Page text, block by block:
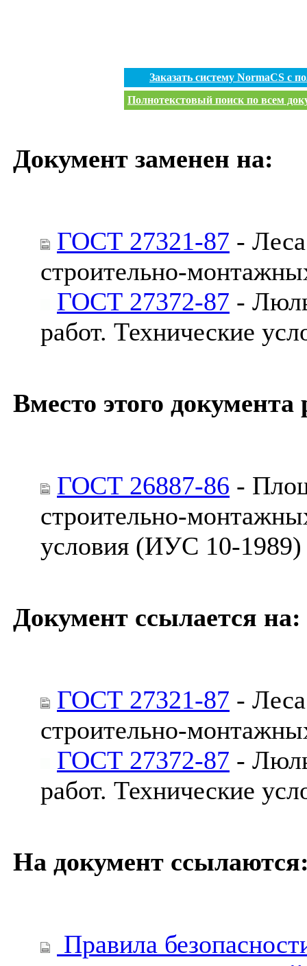
Заказать систему NormaCS с
Полнотекстовый поиск по всем
Документ заменен на:
ГОСТ 27321-87 -
строительно-
ГОСТ 27372-87 -
работ. Технические
Вместо этого документа
ГОСТ 26887-86 -
строительно-
условия (ИУС 10-1989)
Документ ссылается на:
ГОСТ 27321-87 -
строительно-
ГОСТ 27372-87 -
работ. Технические
На документ
Правила